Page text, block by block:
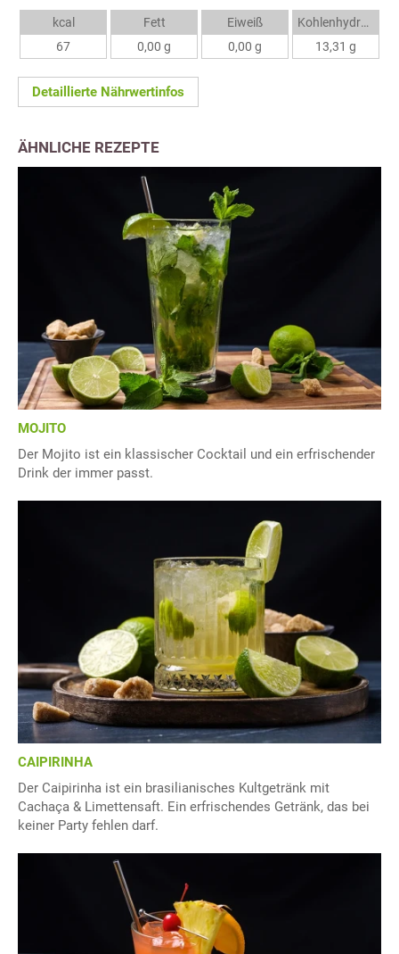
kcal
67
Fett
0,00 g
Eiweiß
0,00 g
Kohlenhydrate
13,31 g
Detaillierte Nährwertinfos
ÄHNLICHE REZEPTE
MOJITO
Der Mojito ist ein klassischer Cocktail und ein erfrischender
Drink der immer passt.
CAIPIRINHA
Der Caipirinha ist ein brasilianisches Kultgetränk mit
Cachaça & Limettensaft. Ein erfrischendes Getränk, das bei
keiner Party fehlen darf.